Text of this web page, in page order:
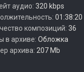
аудио: 320 kbps
01:38:20
композиций: 36
в архиве: Обложка
архива: 207 Mb